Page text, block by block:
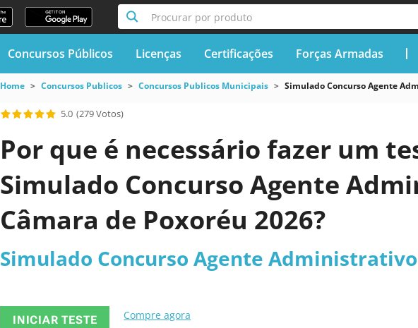
Procurar por produto
Concursos Públicos Licenças Certificações Forças Armadas
Home Concursos Publicos Concursos Publicos Municipais Simulado Concurso Agente
5.0 (279 Votos)
Por que é necessário fazer um
Simulado Concurso Agente
Câmara de Poxoréu 2026?
Simulado Concurso Agente
INICIAR TESTE Compre agora